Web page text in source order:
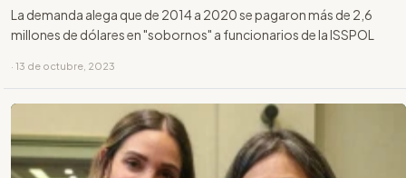
La demanda alega que de 2014 a 2020 se pagaron más de 2,6
millones de dólares en "sobornos" a funcionarios de la ISSPOL
· 13 de octubre, 2023